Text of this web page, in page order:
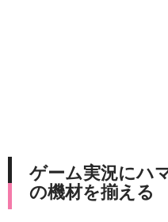
ゲーム実況にハ
の機材を揃える